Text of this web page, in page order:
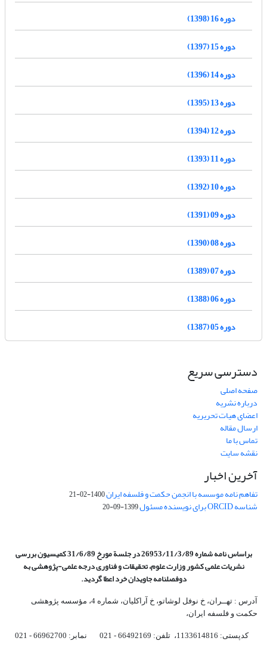
دوره 16 (1398)
دوره 15 (1397)
دوره 14 (1396)
دوره 13 (1395)
دوره 12 (1394)
دوره 11 (1393)
دوره 10 (1392)
دوره 09 (1391)
دوره 08 (1390)
دوره 07 (1389)
دوره 06 (1388)
دوره 05 (1387)
دسترسی سریع
صفحه اصلی
درباره نشریه
اعضای هیات تحریریه
ارسال مقاله
تماس با ما
نقشه سایت
آخرین اخبار
تفاهم نامه موسسه با انجمن حکمت و فلسفه ایران1400-02-21
شناسه ORCID برای نویسنده مسئول 1399-09-20
براساس نامه شماره 26953/11/3/89 در جلسة مورخ 31/6/89 کمیسیون
بررسی
نشریات علمی کشور وزارت علوم، تحقیقات و فناوری درجه علمی‌-پژوهشیبه
دوفصلنامه جاویدان خرد اعطا گردید.
آدرس : تهــران، خ نوفل لوشاتو، خ آراکلیان، شماره 4،‌ مؤسسه پژوهشی
حکمت و فلسفه ایران،‌
کدپستی: 1133614816، تلفن: 66492169 - 021 نمابر: 66962700 - 021